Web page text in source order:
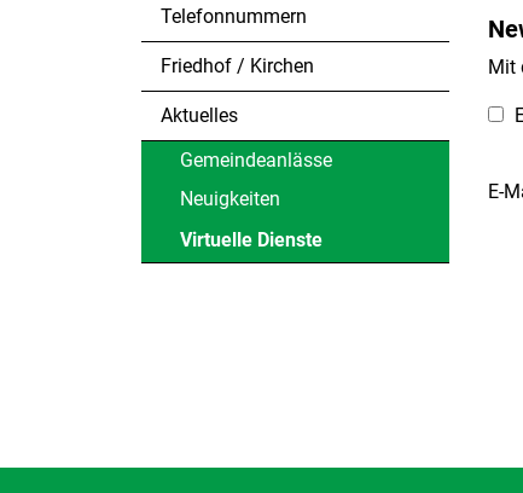
Telefonnummern
Friedhof / Kirchen
Aktuelles
Gemeindeanlässe
Neuigkeiten
Virtuelle Dienste
Mit
E-